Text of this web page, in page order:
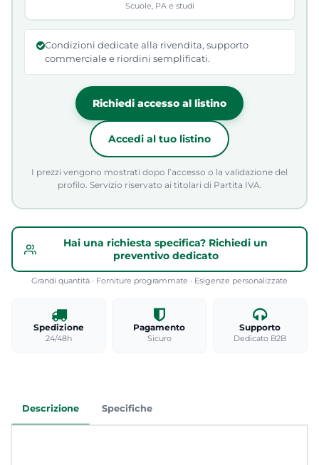
Scuole, PA e studi
Condizioni dedicate alla rivendita, supporto
commerciale e riordini semplificati.
Richiedi accesso al listino
Accedi al tuo listino
I prezzi vengono mostrati dopo l’accesso o la validazione del
profilo. Servizio riservato ai titolari di Partita IVA.
Hai una richiesta specifica? Richiedi un
preventivo dedicato
Grandi quantità · Forniture programmate · Esigenze personalizzate
Spedizione
24/48h
Pagamento
Sicuro
Supporto
Dedicato B2B
Descrizione Specifiche